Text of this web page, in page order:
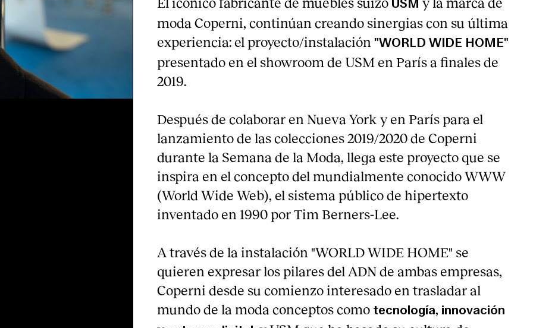
USM
moda Coperni, continúan creando sinergias con su última
experiencia: el proyecto/instalación "WORLD WIDE HOME"
presentado en el showroom de USM en París a finales de
2019.
Después de colaborar en Nueva York y en París para el
lanzamiento de las colecciones 2019/2020 de Coperni
durante la Semana de la Moda, llega este proyecto que se
inspira en el concepto del mundialmente conocido WWW
(World Wide Web), el sistema público de hipertexto
inventado en 1990 por Tim Berners-Lee.
A través de la instalación "WORLD WIDE HOME" se
quieren expresar los pilares del ADN de ambas empresas,
Coperni desde su comienzo interesado en trasladar al
mundo de la moda conceptos como tecnología, innovación